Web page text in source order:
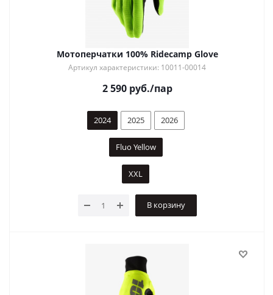
Мотоперчатки 100% Ridecamp Glove
Артикул характеристики: 10011-00014
2 590руб./пар
2024 2025 2026
Fluo Yellow
XXL
В корзину